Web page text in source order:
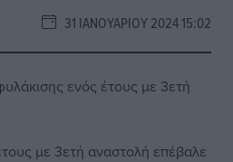
31 ΙΑΝΟΥΑΡΊΟΥ 2024 15:02
ενός έτους με 3ετή
με 3ετή αναστολή επέβαλε